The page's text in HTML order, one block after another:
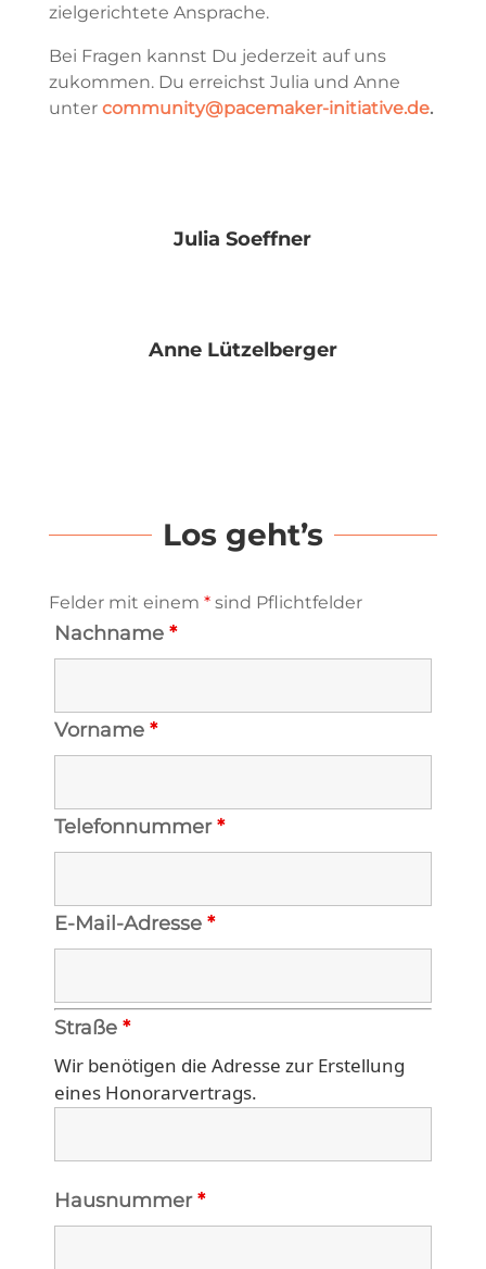
zielgerichtete Ansprache.
Bei Fragen kannst Du jederzeit auf uns
zukommen. Du erreichst Julia und Anne
unter community@pacemaker-initiative.de.
Julia Soeffner
Anne Lützelberger
Los geht’s
Felder mit einem *sind Pflichtfelder
Nachname *
Vorname *
Telefonnummer*
E-Mail-Adresse *
Straße *
Wir benötigen die Adresse zur Erstellung
eines Honorarvertrags.
Hausnummer*